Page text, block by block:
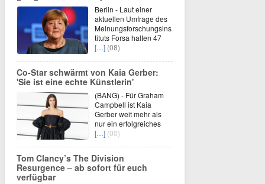
Berlin - Laut einer
aktuellen Umfrage des
Meinungsforschungsins
tituts Forsa halten 47
[…] (08)
Co-Star schwärmt von Kaia Gerber:
'Sie ist eine echte Künstlerin'
(BANG) - Für Graham
Campbell ist Kaia
Gerber weit mehr als
nur ein erfolgreiches
[…] (00)
Tom Clancy’s The Division
Resurgence – ab sofort für euch
verfügbar